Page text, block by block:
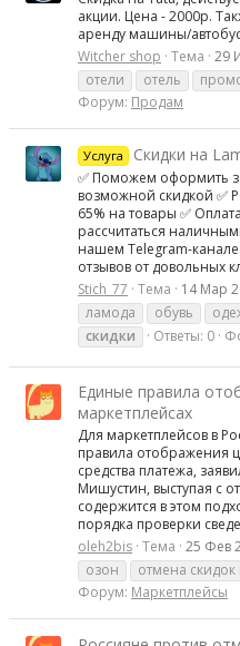
акции. Цена - 2000р.
аренду машины/
Witcher shop Тема 29
отели
отель
Форум: Продам
Услуга Скидки на
✅ Поможем оформить
возможной скидкой ✅
65% на товары ✅
рассчитаться
нашем Telegram-
отзывов от довольных
Stich_77 Тема 14 Мар
ламода
обувь
скидки
Ответы: 0
Единые правила
маркетплейсах
Для маркетплейсов в
правила отображения
средства платежа,
Мишустин, выступая с
содержится в этом
порядка проверки
oleh2bis Тема 25 Фев
озон
отмена скидок
Форум: Маркетплейсы